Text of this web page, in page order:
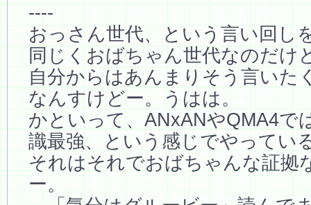
----
おっさん世代、という言い回し
同じくおばちゃん世代なのだけ
自分からはあんまりそう言いた
なんすけどー。うはは。
かといって、ANxANやQMA4で
識最強、という感じでやってい
それはそれでおばちゃんな証拠
ー。